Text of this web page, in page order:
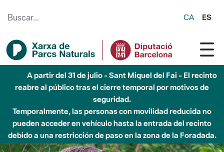
CA ES
A partir del 31 de julio - Sant Miquel del Fai - El recinto
reabre al público tras el cierre temporal por motivos de
seguridad.
Temporalmente, las personas con movilidad reducida no
pueden acceder en vehículo hasta la entrada del recinto
debido a una restricción de paso en la zona de la Foradada.